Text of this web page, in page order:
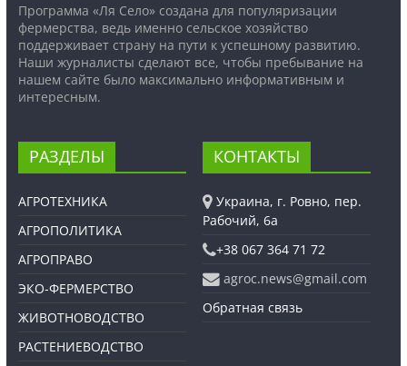
Программа «Ля Село» создана для популяризации
фермерства, ведь именно сельское хозяйство
поддерживает страну на пути к успешному развитию.
Наши журналисты сделают все, чтобы пребывание на
нашем сайте было максимально информативным и
интересным.
РАЗДЕЛЫ
АГРОТЕХНИКА
АГРОПОЛИТИКА
АГРОПРАВО
ЭКО-ФЕРМЕРСТВО
ЖИВОТНОВОДСТВО
РАСТЕНИЕВОДСТВО
КОНТАКТЫ
Украина, г. Ровно, пер.
Рабочий, 6а
+38 067 364 71 72
agroc.news@gmail.com
Обратная связь